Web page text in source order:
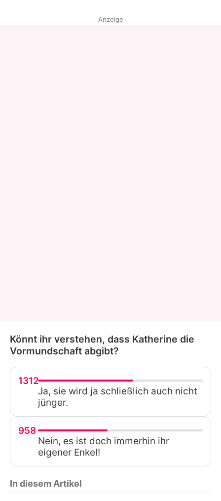
Anzeige
Könnt ihr verstehen, dass Katherine die
Vormundschaft abgibt?
1312
Ja, sie wird ja schließlich auch nicht
jünger.
958
Nein, es ist doch immerhin ihr
eigener Enkel!
In diesem Artikel